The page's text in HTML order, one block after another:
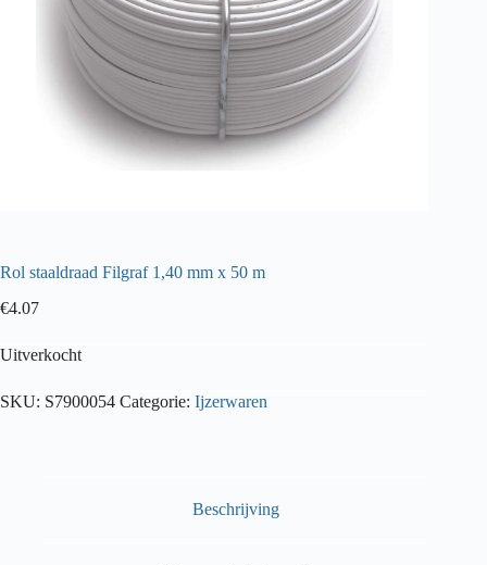
Rol staaldraad Filgraf 1,40 mm x 50 m
€4.07
Uitverkocht
SKU: S7900054 Categorie: Ijzerwaren
Beschrijving